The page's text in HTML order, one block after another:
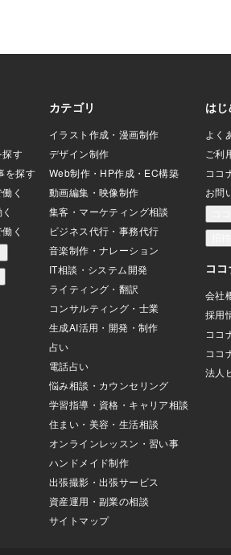
社員インタビューで企業理解を促進特にZ
世代向け採用では、エントリー前にSNS
で企業を調べる行動が当たり前になって
いま